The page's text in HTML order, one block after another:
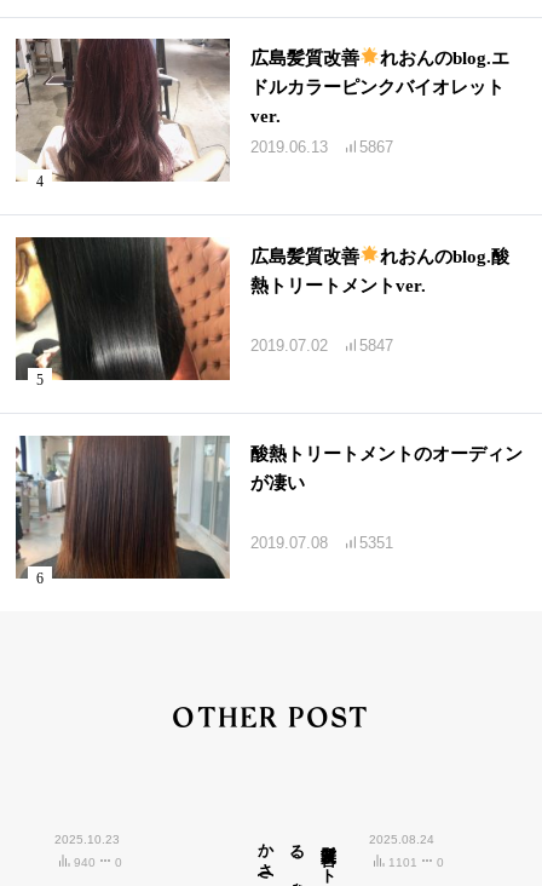
広島髪質改善
れおんのblog.エ
ドルカラーピンクバイオレット
ver.
2019.06.13 5867
広島髪質改善
れおんのblog.酸
熱トリートメントver.
2019.07.02 5847
酸熱トリートメントのオーディン
が凄い
2019.07.08 5351
OTHER POST
2025.10.23
940
0 広島市中区紙屋町)
2025.08.24
1101
0